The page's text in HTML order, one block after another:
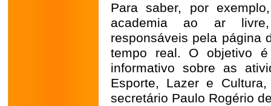
Para saber, por
academia ao ar livre,
responsáveis pela página
tempo real. O objetivo
informativo sobre as
Esporte, Lazer e
secretário Paulo Rogério